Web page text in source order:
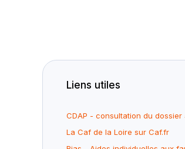
Liens utiles
CDAP - consultation du dossier
La Caf de la Loire sur Caf.fr